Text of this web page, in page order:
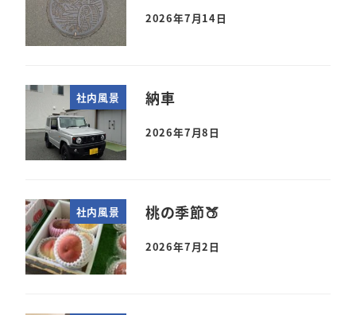
2026年7月14日
社内風景 納車
2026年7月8日
社内風景 桃の季節🍑
2026年7月2日